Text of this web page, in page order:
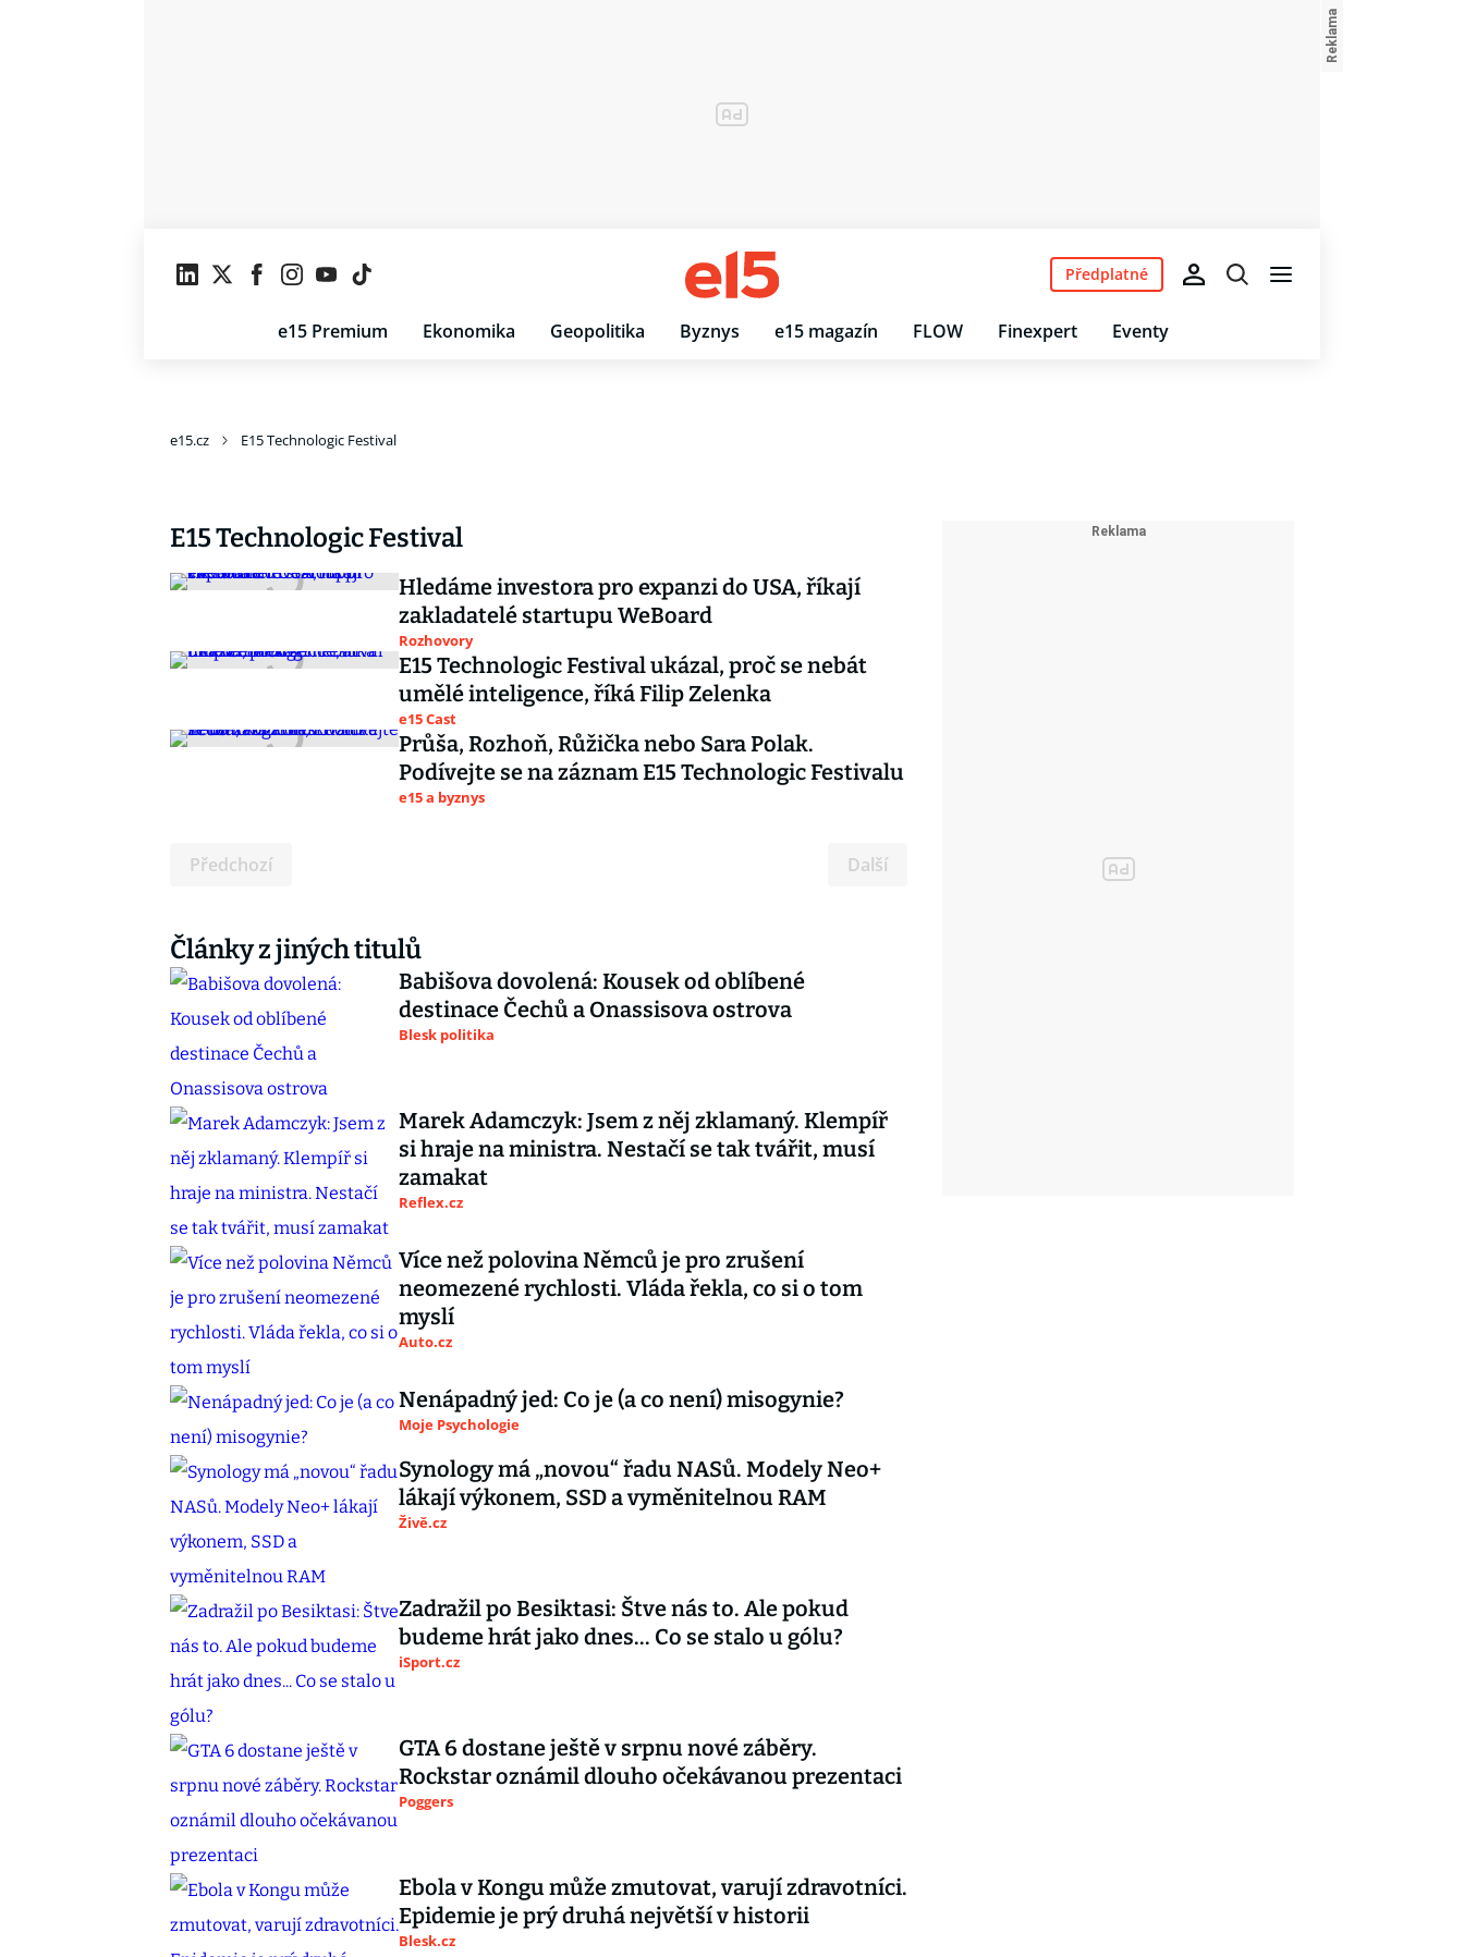
e15 Premium Ekonomika Geopolitika Byznys e15 magazín FLOW Finexpert Eventy
Předplatné
e15.cz E15 Technologic Festival
E15 Technologic Festival
Hledáme investora pro expanzi do USA, říkají
zakladatelé startupu WeBoard
Rozhovory
E15 Technologic Festival ukázal, proč se nebát
umělé inteligence, říká Filip Zelenka
e15 Cast
Průša, Rozhoň, Růžička nebo Sara Polak.
Podívejte se na záznam E15 Technologic Festivalu
e15 a byznys
Předchozí Další
Články z jiných titulů
Babišova dovolená: Kousek od oblíbené
destinace Čechů a Onassisova ostrova
Blesk politika
Marek Adamczyk: Jsem z něj zklamaný. Klempíř
si hraje na ministra. Nestačí se tak tvářit, musí
zamakat
Reflex.cz
Více než polovina Němců je pro zrušení
neomezené rychlosti. Vláda řekla, co si o tom
myslí
Auto.cz
Nenápadný jed: Co je (a co není) misogynie?
Moje Psychologie
Synology má „novou“ řadu NASů. Modely Neo+
lákají výkonem, SSD a vyměnitelnou RAM
Živě.cz
Zadražil po Besiktasi: Štve nás to. Ale pokud
budeme hrát jako dnes... Co se stalo u gólu?
iSport.cz
GTA 6 dostane ještě v srpnu nové záběry.
Rockstar oznámil dlouho očekávanou prezentaci
Poggers
Ebola v Kongu může zmutovat, varují zdravotníci.
Epidemie je prý druhá největší v historii
Blesk.cz